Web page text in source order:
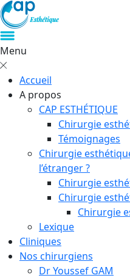
Menu
Accueil
A propos
CAP ESTHÉTIQUE
Chirurgie
Témoignages
Chirurgie
l’étranger ?
Chirurgie
Chirurgie
Chirurgie
Lexique
Cliniques
Nos chirurgiens
Dr Youssef GAM